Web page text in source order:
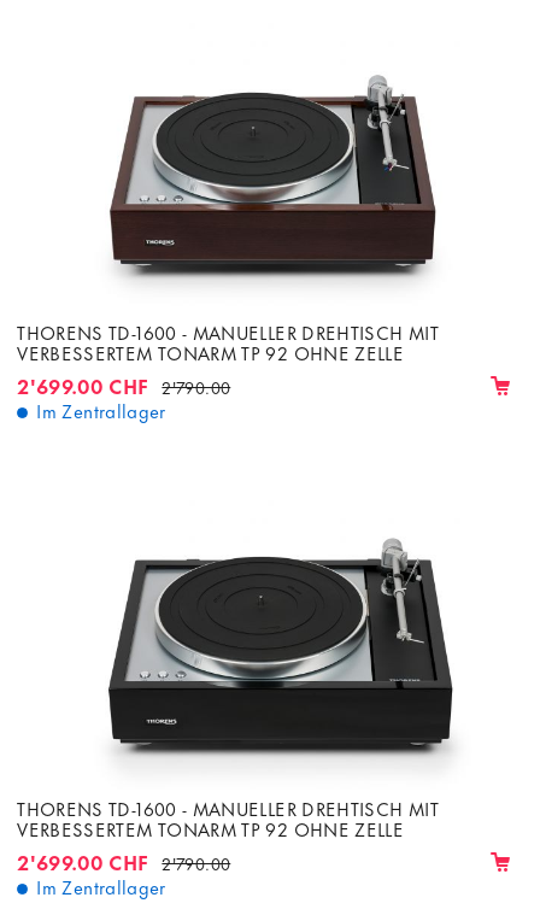
THORENS TD-1600 - MANUELLER DREHTISCH MIT
VERBESSERTEM TONARM TP 92 OHNE ZELLE
2'699.00 CHF 2'790.00
Im Zentrallager
THORENS TD-1600 - MANUELLER DREHTISCH MIT
VERBESSERTEM TONARM TP 92 OHNE ZELLE
2'699.00 CHF 2'790.00
Im Zentrallager